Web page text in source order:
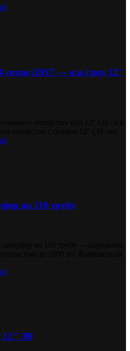
седан (2017 — н.в.) под 12″
на 110 трубе
12″ ЗЯ